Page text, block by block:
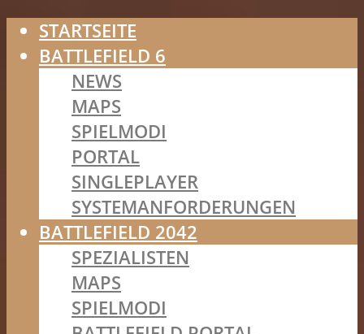
STARTSEITE
BATTLEFIELD 6
NEWS
MAPS
SPIELMODI
PORTAL
SINGLEPLAYER
SYSTEMANFORDERUNGEN
BATTLEFIELD 2042
SPEZIALISTEN
MAPS
SPIELMODI